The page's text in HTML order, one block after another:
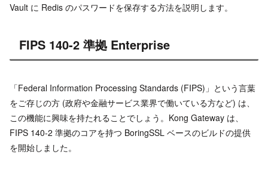
Vault に Redis のパスワードを保存する方法を説明します。
FIPS 140-2 準拠 Enterprise
「Federal Information Processing Standards (FIPS)」という言葉
をご存じの方 (政府や金融サービス業界で働いている方など) は、
この機能に興味を持たれることでしょう。Kong Gateway は、
FIPS 140-2 準拠のコアを持つ BoringSSL ベースのビルドの提供
を開始しました。